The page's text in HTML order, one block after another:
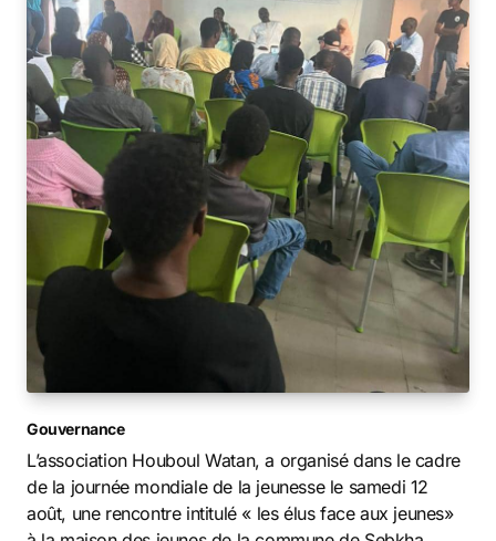
Gouvernance
L’association Houboul Watan, a organisé dans le cadre
de la journée mondiale de la jeunesse le samedi 12
août, une rencontre intitulé « les élus face aux jeunes»